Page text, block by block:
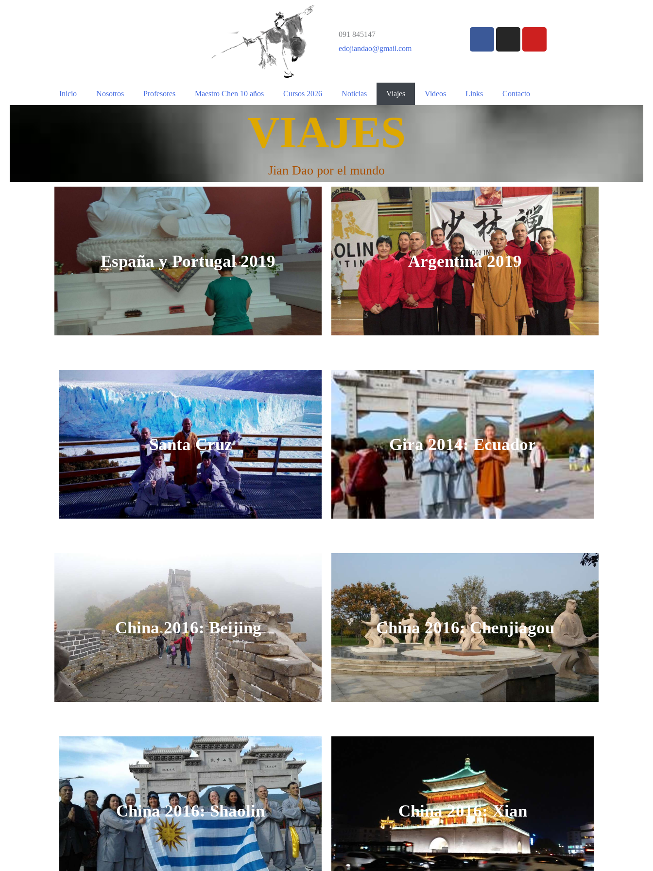
091 845147
edojiandao@gmail.com
Inicio Nosotros Profesores Maestro Chen 10 años Cursos 2026 Noticias Viajes Videos Links Contacto
VIAJES
Jian Dao por el mundo
España y Portugal 2019 Argentina 2019
Santa Cruz Gira 2014: Ecuador
China 2016: Beijing China 2016: Chenjiagou
China 2016: Shaolin China 2016: Xian